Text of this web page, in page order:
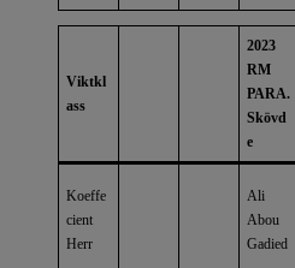
Viktkl
ass
2023
RM
PARA.
Skövd
e
Koeffe
cient
Herr
Ali
Abou
Gadied